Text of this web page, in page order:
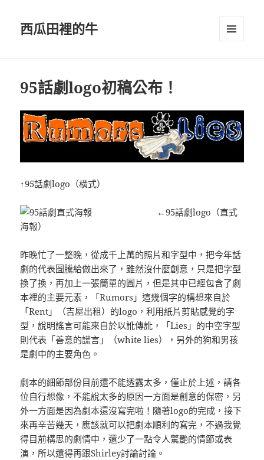
西瓜田裡的牛
95話劇logo初稿公布！
↑95話劇logo（橫式）
←95話劇logo（直式
海報）
昨晚忙了一整晚，從成千上萬的照片和字型中，把今年話
劇的代表圖騰給做出來了，雖然沒什麼創意，只是把字型
換了換，再加上一張簡單的圖片，但是其中已經包含了劇
本裡的主要元素，「Rumors」這幾個字的構想來自於
「Rent」（吉屋出租）的logo，利用紙片剪貼感覺的字
型，說明謠言可能來自於以訛傳訛，「Lies」的中空字型
則代表「善意的謊言」（white lies），另外的狗和男孩
是劇中的主要角色。
劇本的細節部份目前還不能透露太多，僅止於上述，請各
位自行想像，不能說太多的原因一方面是創意的保密，另
外一方面是因為劇本還沒寫完啦！隨著logo的完成，接下
來再辛苦幾天，應該就可以把劇本順利的寫完，不過我覺
得目前構思的劇情中，還少了一點令人驚艷的情節或表
演，所以還得再跟Shirley討論討論。